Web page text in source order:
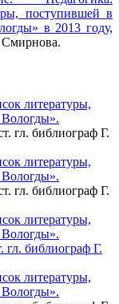
поступившей в
в 2013 году,
Смирнова.
литературы,
гл. библиограф Г.
литературы,
гл. библиограф Г.
литературы,
гл. библиограф Г.
литературы,